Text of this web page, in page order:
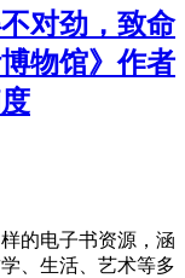
对劲，致命
物馆》作者
的电子书资源，涵
、生活、艺术等多